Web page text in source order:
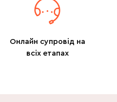
Онлайн супровід на
всіх етапах